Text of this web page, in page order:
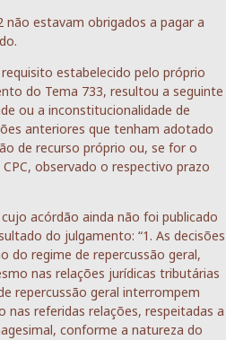
estavam obrigados a pagar a
estabelecido pelo próprio
do Tema 733, resultou a seguinte
ou a inconstitucionalidade de
anteriores que tenham adotado
de recurso próprio ou, se for o
observado o respectivo prazo
acórdão ainda não foi publicado
do julgamento: “1. As decisões
do regime de repercussão geral,
nas relações jurídicas tributárias
repercussão geral interrompem
referidas relações, respeitadas a
conforme a natureza do